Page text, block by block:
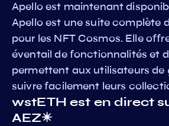
Apello est maintenant
Apello est une suite complète
pour les NFT Cosmos. Elle
éventail de fonctionnalités et
permettent aux utilisateurs de
suivre facilement leurs
wstETH est en direct
AEZ✴️